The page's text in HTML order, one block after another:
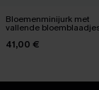
Bloemenminijurk met
vallende
41,00 €